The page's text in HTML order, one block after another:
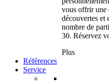
vous offrir une
découvertes et
nombre de
30. Réservez
Plus
Références
Service